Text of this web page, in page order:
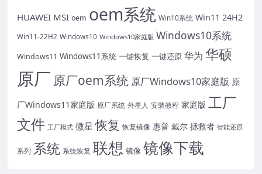
HUAWEI MSI oem oem系统 Win10系统 Win11 24H2
Win11-22H2 Windows10 Windows10家庭版 Windows10系统
Windows11 Windows11系统 一键恢复 一键还原 华为 华硕
原厂 原厂oem系统 原厂Windows10家庭版 原
厂Windows11家庭版 原厂系统 外星人 安装教程 家庭版 工厂
文件 工厂模式 微星 恢复 恢复镜像 惠普 戴尔 拯救者 智能还原
系列 系统 系统恢复 联想 镜像 镜像下载